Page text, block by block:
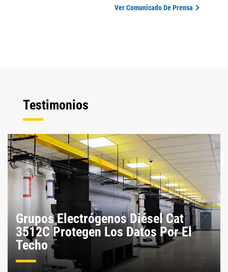
Ver Comunicado De Prensa
Testimonios
Grupos Electrógenos Diésel Cat
3512C Protegen Los Datos Por El
Techo